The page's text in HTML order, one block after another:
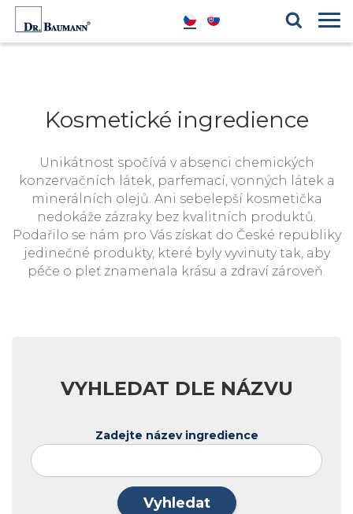
Kosmetické ingredience
Kosmetické ingredience
Unikátnost spočívá v absenci chemických
konzervačních látek, parfemací, vonných látek a
minerálních olejů. Ani sebelepší kosmetička
nedokáže zázraky bez kvalitních produktů.
Podařilo se nám pro Vás získat do České republiky
jedinečné produkty, které byly vyvinuty tak, aby
péče o pleť znamenala krásu a zdraví zároveň.
VYHLEDAT DLE NÁZVU
Zadejte název ingredience
Vyhledat